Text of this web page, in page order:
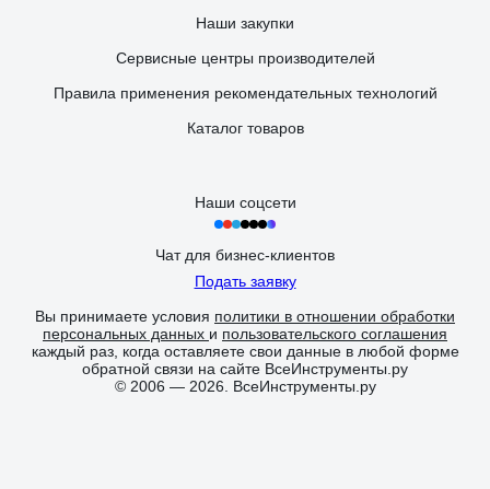
Наши закупки
Сервисные центры производителей
Правила применения рекомендательных технологий
Каталог товаров
Наши соцсети
Чат для бизнес-клиентов
Подать заявку
Вы принимаете условия политики в отношении обработки
персональных данных и пользовательского соглашения
каждый раз, когда оставляете свои данные в любой форме
обратной связи на сайте ВсеИнструменты.ру
© 2006 — 2026. ВсеИнструменты.ру